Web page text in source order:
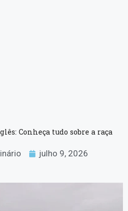
Conheça tudo sobre a raça
julho 9, 2026